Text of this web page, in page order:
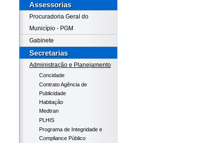
Assessorias
Procuradoria Geral do
Município - PGM
Gabinete
Secretarias
Administração e Planejamento
Concidade
Contrato Agência de
Publicidade
Habitação
Medtran
PLHIS
Programa de Integridade e
Compliance Público